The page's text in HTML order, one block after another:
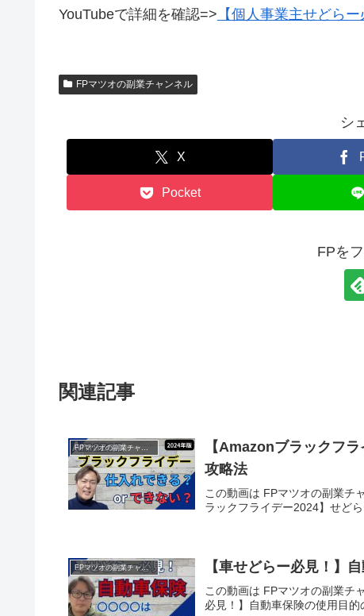
YouTubeで詳細を確認=> 【個人事業主せどら
FPマツオの副業チャンネル
シ
X
Pocket
FPを
関連記事
FPマツオの副業チャンネル
【Amazonブラックフ
攻略法
この動画は FPマツオの副業チ
ラックフライデー2024】せど
FPマツオの副業チャンネル 【車せどらー必見！】
この動画は FPマツオの副業チ
必見！】自動車保険の使用目的